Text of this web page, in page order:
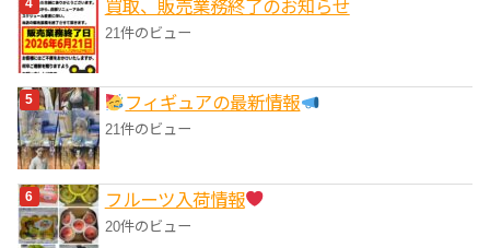
買取、販売業務終了のお知らせ
21件のビュー
フィギュアの最新情報
21件のビュー
フルーツ入荷情報
20件のビュー